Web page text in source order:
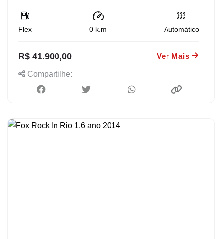
Flex 0 k.m Automático
R$ 41.900,00 Ver Mais
Compartilhe: